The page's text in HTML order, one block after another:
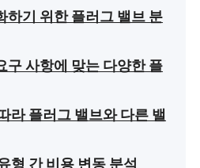
하기 위한 플러그 밸브 분
구 사항에 맞는 다양한 플
라 플러그 밸브와 다른 밸
형 간 비용 변동 분석